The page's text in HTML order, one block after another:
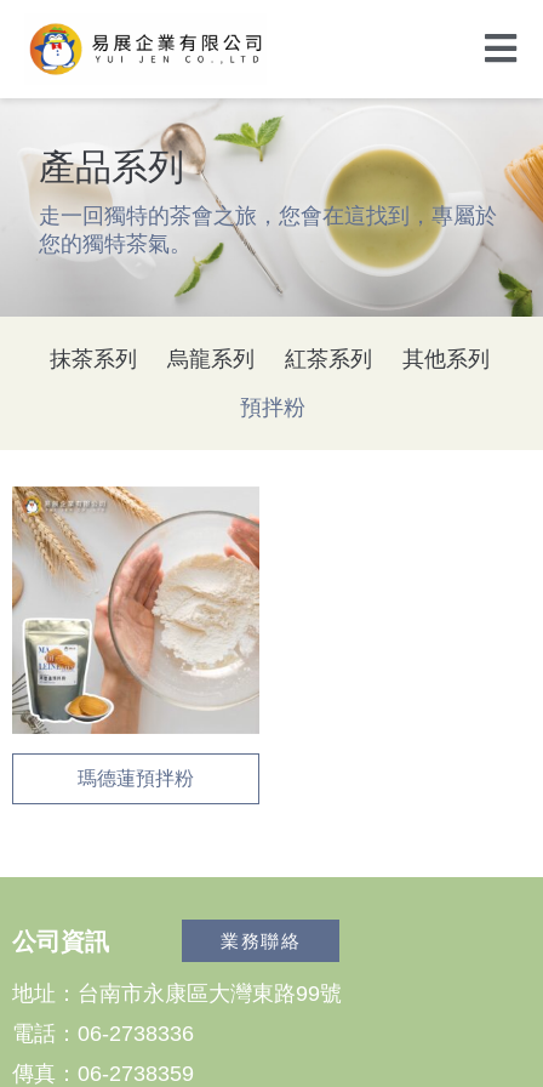
產品系列
走一回獨特的茶會之旅，您會在這找到，專屬於
您的獨特茶氣。
抹茶系列 烏龍系列 紅茶系列
其他系列
預拌粉
瑪德蓮預拌粉
公司資訊 業務聯絡
地址：台南市永康區大灣東路99號
電話：06-2738336
傳真：06-2738359